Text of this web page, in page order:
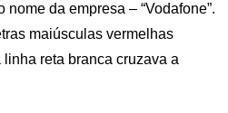
da empresa – “Vodafone”.
maiúsculas vermelhas
reta branca cruzava a